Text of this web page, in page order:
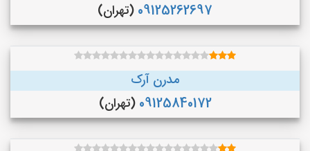
09125262697 (تهران)
مدرن آرک
09125840172 (تهران)